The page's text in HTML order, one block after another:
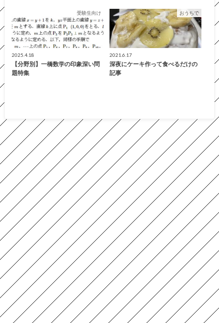
受験生向け
2025.4.18
【分野別】一橋数学の印象深い問
題特集
おうちで
2021.6.17
深夜にケーキ作って食べるだけの
記事